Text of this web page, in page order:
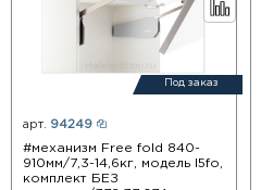
Под заказ
арт. 94249
#механизм Free fold 840-
910мм/7,3-14,6кг, модель I5fo,
комплект БЕЗ